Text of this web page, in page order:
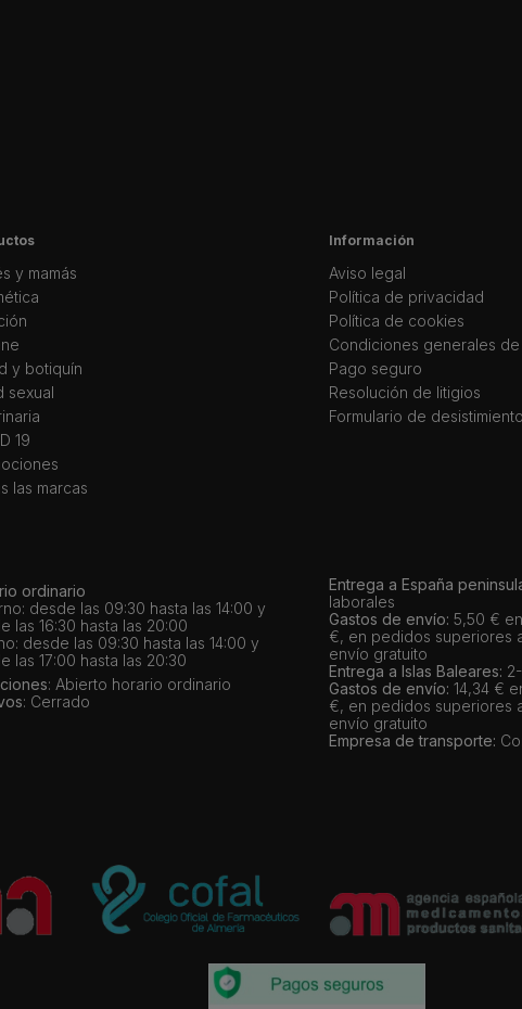
y mamás
y botiquín
sexual
19
las marcas
Información
Aviso legal
Política de privacidad
Política de cookies
Condiciones generales
Pago seguro
Resolución de litigios
Formulario de desistimiento
ordinario
desde las 09:30 hasta las 14:00 y
las 16:30 hasta las 20:00
desde las 09:30 hasta las 14:00 y
las 17:00 hasta las 20:30
: Abierto horario ordinario
: Cerrado
Entrega a España
laborales
Gastos de envío: 5,50 €
€, en pedidos superiores
envío gratuito
Entrega a Islas Baleares:
Gastos de envío: 14,34 €
€, en pedidos superiores
envío gratuito
Empresa de transporte: